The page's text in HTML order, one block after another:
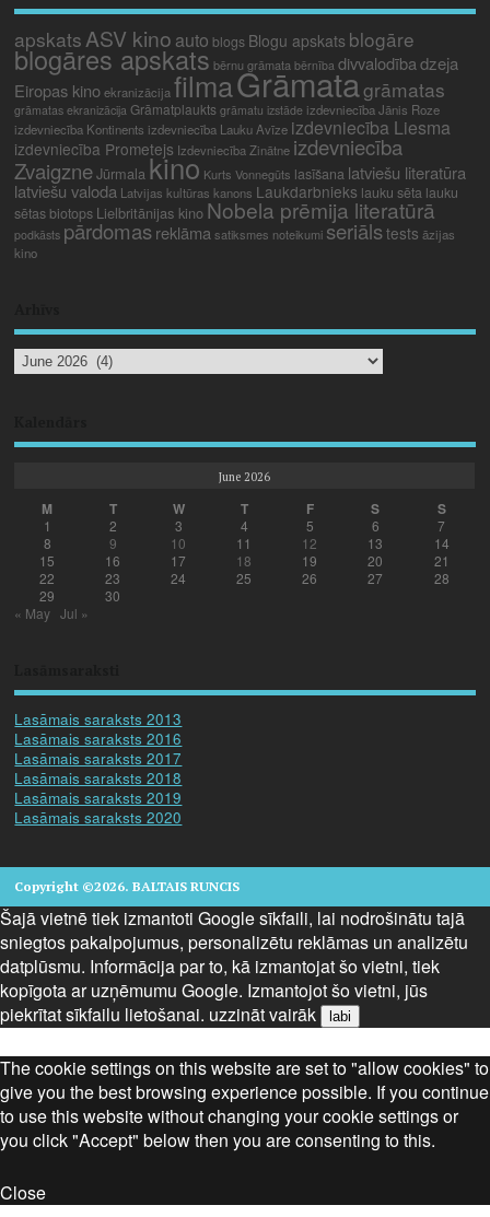
apskats ASV kino auto blogs Blogu apskats blogāre
blogāres apskats bērnu grāmata bērnība divvalodība dzeja
Eiropas kino ekranizācija filmaGrāmatagrāmatas
grāmatas ekranizācija Grāmatplaukts grāmatu izstāde izdevniecība Jānis Roze
izdevniecība Kontinents izdevniecība Lauku Avīze izdevniecība Liesma
izdevniecība Prometejs Izdevniecība Zinātne izdevniecība
ZvaigzneJūrmala kino Kurts Vonnegūts lasīšana latviešu literatūra
latviešu valoda Latvijas kultūras kanons Laukdarbnieks lauku sēta lauku
sētas biotops Lielbritānijas kino Nobela prēmija literatūrā
podkāsts pārdomasreklāma satiksmes noteikumi seriālstests āzijas
kino
June 2026
M T W T F S S
1 2 3 4 5 6
7
8
9 10 11 12 13
14
15
16 17 18 19 20
21
22
23 24 25 26 27
28
29
30
« May Jul »
Lasāmais saraksts 2013
Lasāmais saraksts 2016
Lasāmais saraksts 2017
Lasāmais saraksts 2018
Lasāmais saraksts 2019
Lasāmais saraksts 2020
Copyright ©2026. BALTAIS RUNCIS
Šajā vietnē tiek izmantoti Google sīkfaili, lai nodrošinātu tajā
sniegtos pakalpojumus, personalizētu reklāmas un analizētu
datplūsmu. Informācija par to, kā izmantojat šo vietni, tiek
kopīgota ar uzņēmumu Google. Izmantojot šo vietni, jūs
piekrītat sīkfailu lietošanai. uzzināt vairāk labi
The cookie settings on this website are set to "allow cookies" to
give you the best browsing experience possible. If you continue
to use this website without changing your cookie settings or
you click "Accept" below then you are consenting to this.
Close